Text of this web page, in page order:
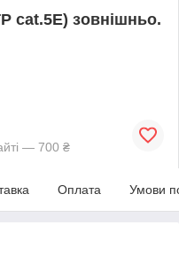
cat.5Е) зовнішньо.
— 700 ₴
Оплата Умови